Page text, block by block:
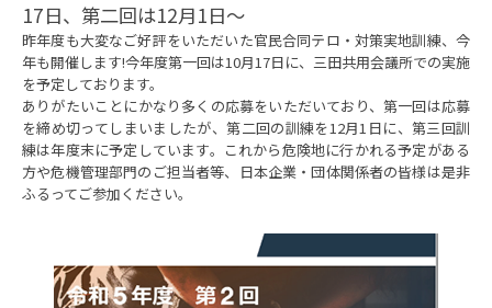
17日、第二回は12月1日～
昨年度も大変なご好評をいただいた官民合同テロ・対策実地訓練、今
年も開催します!今年度第一回は10月17日に、三田共用会議所での実施
を予定しております。
ありがたいことにかなり多くの応募をいただいており、第一回は応募
を締め切ってしまいましたが、第二回の訓練を12月1日に、第三回訓
練は年度末に予定しています。これから危険地に行かれる予定がある
方や危機管理部門のご担当者等、日本企業・団体関係者の皆様は是非
ふるってご参加ください。